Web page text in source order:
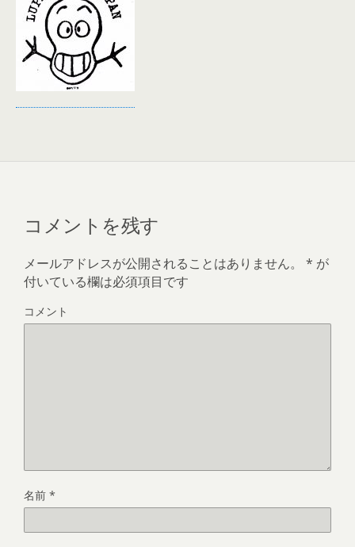
コメントを残す
メールアドレスが公開されることはありません。 * が
付いている欄は必須項目です
コメント
名前 *